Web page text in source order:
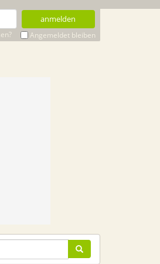
anmelden
Angemeldet bleiben